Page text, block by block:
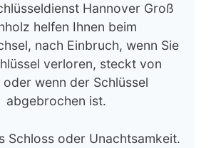
Hannover Groß
helfen Ihnen beim
nach Einbruch, wenn Sie
verloren, steckt von
oder wenn der Schlüssel
abgebrochen ist.
Schloss oder Unachtsamkeit.